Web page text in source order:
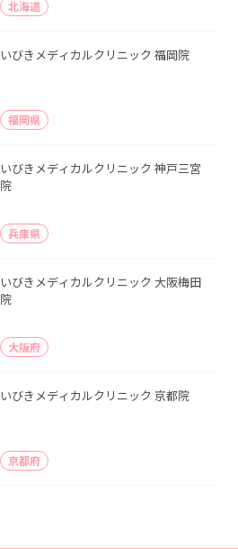
北海道
いびきメディカルクリニック 福岡院
福岡県
いびきメディカルクリニック 神戸三宮
院
兵庫県
いびきメディカルクリニック 大阪梅田
院
大阪府
いびきメディカルクリニック 京都院
京都府